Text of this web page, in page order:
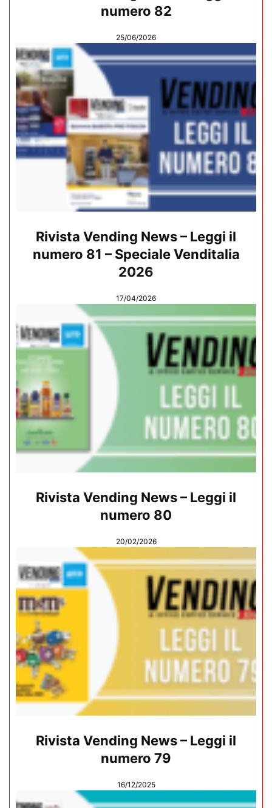
numero 82
25/06/2026
Rivista Vending News – Leggi il
numero 81 – Speciale Venditalia
2026
17/04/2026
Rivista Vending News – Leggi il
numero 80
20/02/2026
Rivista Vending News – Leggi il
numero 79
16/12/2025